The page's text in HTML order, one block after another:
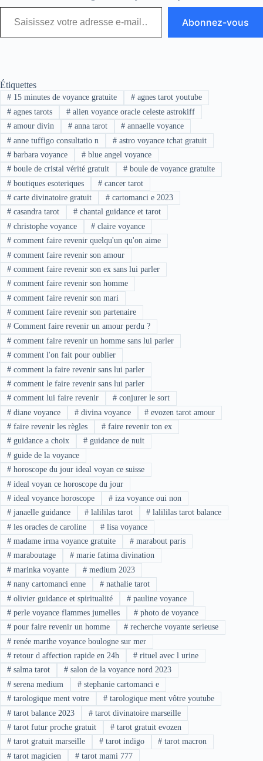
Abonnez-vous
Étiquettes
#15 minutes de voyance gratuite #agnes tarot youtube
#agnes tarots #alien voyance oracle celeste astrokiff
#amour divin #anna tarot # annaelle voyance
#anne tuffigo consultatio n #astro voyance tchat gratuit
#barbara voyance #blue angel voyance
#boule de cristal vérité gratuit #boule de voyance gratuite
#boutiques esoteriques #cancer tarot
#carte divinatoire gratuit #cartomanci e 2023
#casandra tarot #chantal guidance et tarot
#christophe voyance #claire voyance
#comment faire revenir quelqu'un qu'on aime
#comment faire revenir son amour
#comment faire revenir son ex sans lui parler
#comment faire revenir son homme
#comment faire revenir son mari
#comment faire revenir son partenaire
#Comment faire revenir un amour perdu ?
#comment faire revenir un homme sans lui parler
#comment l'on fait pour oublier
#comment la faire revenir sans lui parler
#comment le faire revenir sans lui parler
#comment lui faire revenir #conjurer le sort
#diane voyance #divina voyance # evozen tarot amour
#faire revenir les règles #faire revenir ton ex
#guidance a choix #guidance de nuit
#guide de la voyance
#horoscope du jour ideal voyan ce suisse
#ideal voyan ce horoscope du jour
#ideal voyance horoscope #iza voyance oui non
#janaelle guidance #lalililas tarot # lalililas tarot balance
#les oracles de caroline #lisa voyance
#madame irma voyance gratuite #marabout paris
#maraboutage #marie fatima divination
#marinka voyante #medium 2023
#nany cartomanci enne #nathalie tarot
#olivier guidance et spiritualité #pauline voyance
#perle voyance flammes jumelles #photo de voyance
#pour faire revenir un homme #recherche voyante serieuse
#renée marthe voyance boulogne sur mer
#retour d affection rapide en 24h #rituel avec l urine
#salma tarot #salon de la voyance nord 2023
#serena medium #stephanie cartomanci e
#tarologique ment votre #tarologique ment vôtre youtube
#tarot balance 2023 #tarot divinatoire marseille
#tarot futur proche gratuit #tarot gratuit evozen
#tarot gratuit marseille #tarot indigo # tarot macron
#tarot magicien #tarot mami 777